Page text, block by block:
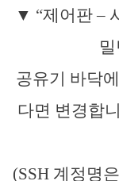
▼ “제어판 –
공유기 바닥
다면 변경합
(SSH 계정명